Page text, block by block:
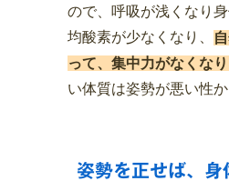
ので、呼吸が浅くなり
均酸素が少なくなり、
って、集中力がなくなり
い体質は姿勢が悪い性か
姿勢を正せば、身